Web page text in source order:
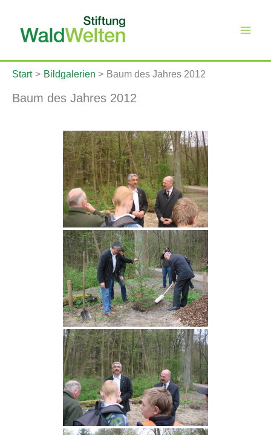
springen
Start Bildgalerien Baum des Jahres 2012
Baum des Jahres 2012